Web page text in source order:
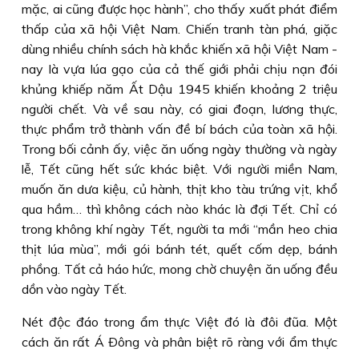
mặc, ai cũng được học hành”, cho thấy xuất phát điểm
thấp của xã hội Việt Nam. Chiến tranh tàn phá, giặc
dùng nhiều chính sách hà khắc khiến xã hội Việt Nam -
nay là vựa lúa gạo của cả thế giới phải chịu nạn đói
khủng khiếp năm Ất Dậu 1945 khiến khoảng 2 triệu
người chết. Và về sau này, có giai đoạn, lương thực,
thực phẩm trở thành vấn đề bí bách của toàn xã hội.
Trong bối cảnh ấy, việc ăn uống ngày thường và ngày
lễ, Tết cũng hết sức khác biệt. Với người miền Nam,
muốn ăn dưa kiệu, củ hành, thịt kho tàu trứng vịt, khổ
qua hầm… thì không cách nào khác là đợi Tết. Chỉ có
trong không khí ngày Tết, người ta mới “mần heo chia
thịt lúa mùa”, mới gói bánh tét, quết cốm dẹp, bánh
phồng. Tất cả háo hức, mong chờ chuyện ăn uống đều
dồn vào ngày Tết.
Nét độc đáo trong ẩm thực Việt đó là đôi đũa. Một
cách ăn rất Á Ðông và phân biệt rõ ràng với ẩm thực